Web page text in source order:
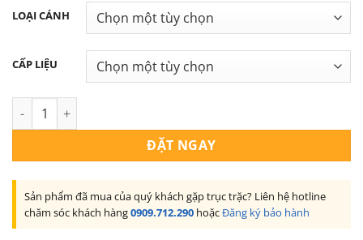
đến
LOẠI CÁNH
CẤP LIỆU
Máy nghiền siêu mịn công nghiệp công suất 100kg/h TPT65
ĐẶT NGAY
Sản phẩm đã mua của quý khách gặp trục trặc? Liên hệ hotline
chăm sóc khách hàng0909.712.290 hoặcĐăng ký bảo hành